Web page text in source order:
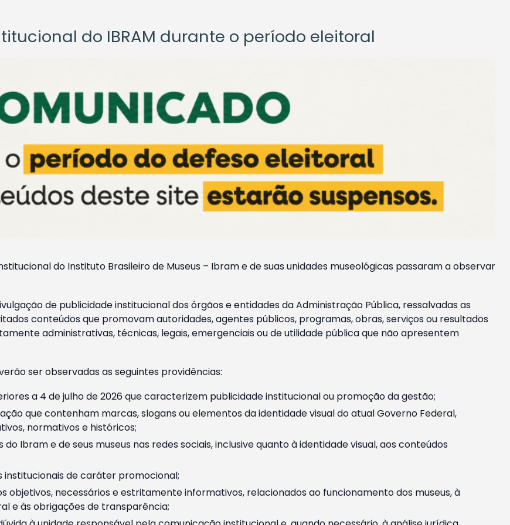
do IBRAM durante o período eleitoral
do Instituto Brasileiro de Museus – Ibram e de suas unidades museológicas passaram a observar
de publicidade institucional dos órgãos e entidades da Administração Pública, ressalvadas as
conteúdos que promovam autoridades, agentes públicos, programas, obras, serviços ou resultados
administrativas, técnicas, legais, emergenciais ou de utilidade pública que não apresentem
ser observadas as seguintes providências:
a 4 de julho de 2026 que caracterizem publicidade institucional ou promoção da gestão;
que contenham marcas, slogans ou elementos da identidade visual do atual Governo Federal,
normativos e históricos;
Ibram e de seus museus nas redes sociais, inclusive quanto à identidade visual, aos conteúdos
institucionais de caráter promocional;
objetivos, necessários e estritamente informativos, relacionados ao funcionamento dos museus, à
e às obrigações de transparência;